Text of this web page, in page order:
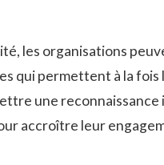
les organisations
qui permettent à la fois
une
accroître leur